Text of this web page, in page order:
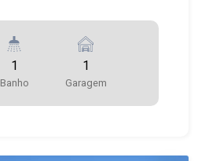
1
Banho
1
Garagem